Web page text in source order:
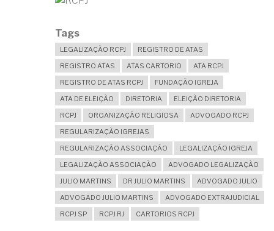
Tags
LEGALIZAÇÃO RCPJ
REGISTRO DE ATAS
REGISTRO ATAS
ATAS CARTORIO
ATA RCPJ
REGISTRO DE ATAS RCPJ
FUNDAÇÃO IGREJA
ATA DE ELEIÇÃO
DIRETORIA
ELEIÇÃO DIRETORIA
RCPJ
ORGANIZAÇÃO RELIGIOSA
ADVOGADO RCPJ
REGULARIZAÇÃO IGREJAS
REGULARIZAÇÃO ASSOCIAÇÃO
LEGALIZAÇÃO IGREJA
LEGALIZAÇÃO ASSOCIAÇÃO
ADVOGADO LEGALIZAÇÃO
JULIO MARTINS
DR JULIO MARTINS
ADVOGADO JULIO
ADVOGADO JULIO MARTINS
ADVOGADO EXTRAJUDICIAL
RCPJ SP
RCPJ RJ CARTORIOS RCPJ